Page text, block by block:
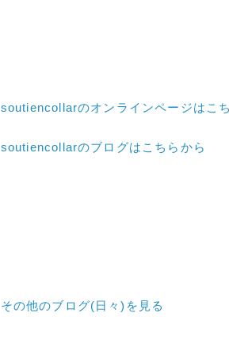
soutiencollarのオンラインページはこ
soutiencollarのブログはこちらから
その他のブログ(日々) を見る